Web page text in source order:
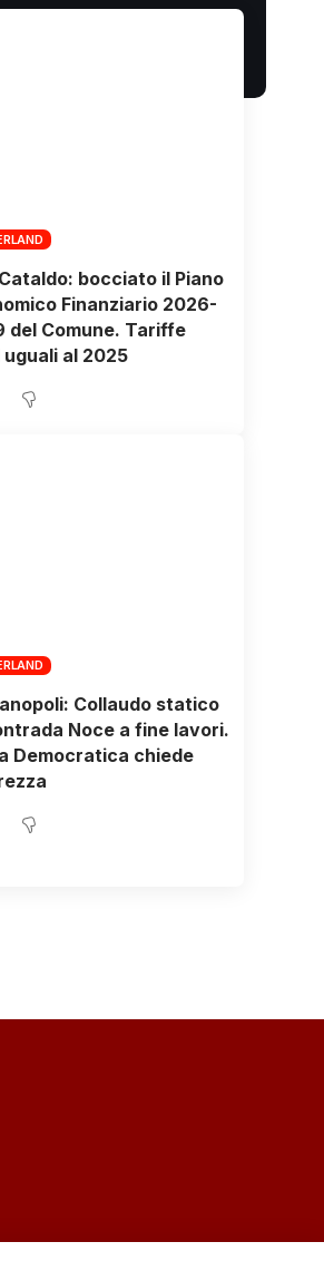
bocciato il Piano
Finanziario 2026-
del Comune. Tariffe
uguali al 2025
Collaudo statico
Noce a fine lavori.
Democratica chiede